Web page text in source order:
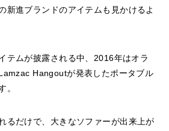
新進ブランドのアイテムも見かけるよ
テムが披露される中、2016年はオラ
Hangoutが発表したポータブル
。
るだけで、大きなソファーが出来上が